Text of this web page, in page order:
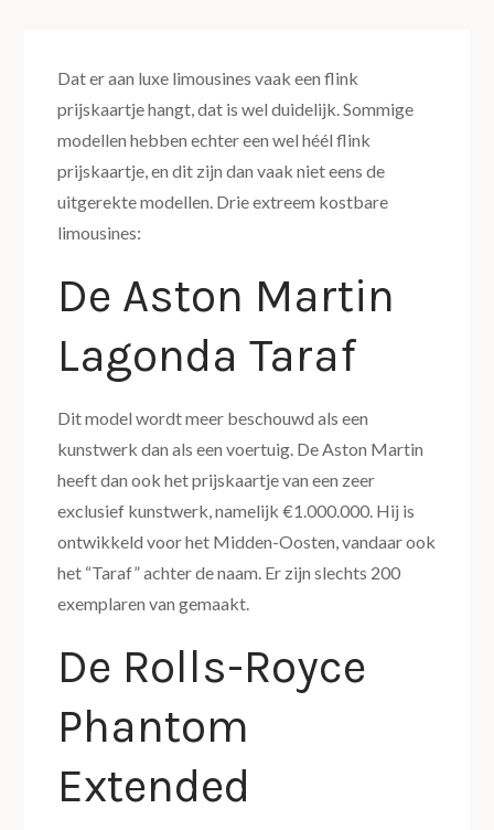
Dat er aan luxe limousines vaak een flink
prijskaartje hangt, dat is wel duidelijk. Sommige
modellen hebben echter een wel héél flink
prijskaartje, en dit zijn dan vaak niet eens de
uitgerekte modellen. Drie extreem kostbare
limousines:
De Aston Martin
Lagonda Taraf
Dit model wordt meer beschouwd als een
kunstwerk dan als een voertuig. De Aston Martin
heeft dan ook het prijskaartje van een zeer
exclusief kunstwerk, namelijk €1.000.000. Hij is
ontwikkeld voor het Midden-Oosten, vandaar ook
het “Taraf” achter de naam. Er zijn slechts 200
exemplaren van gemaakt.
De Rolls-Royce
Phantom
Extended